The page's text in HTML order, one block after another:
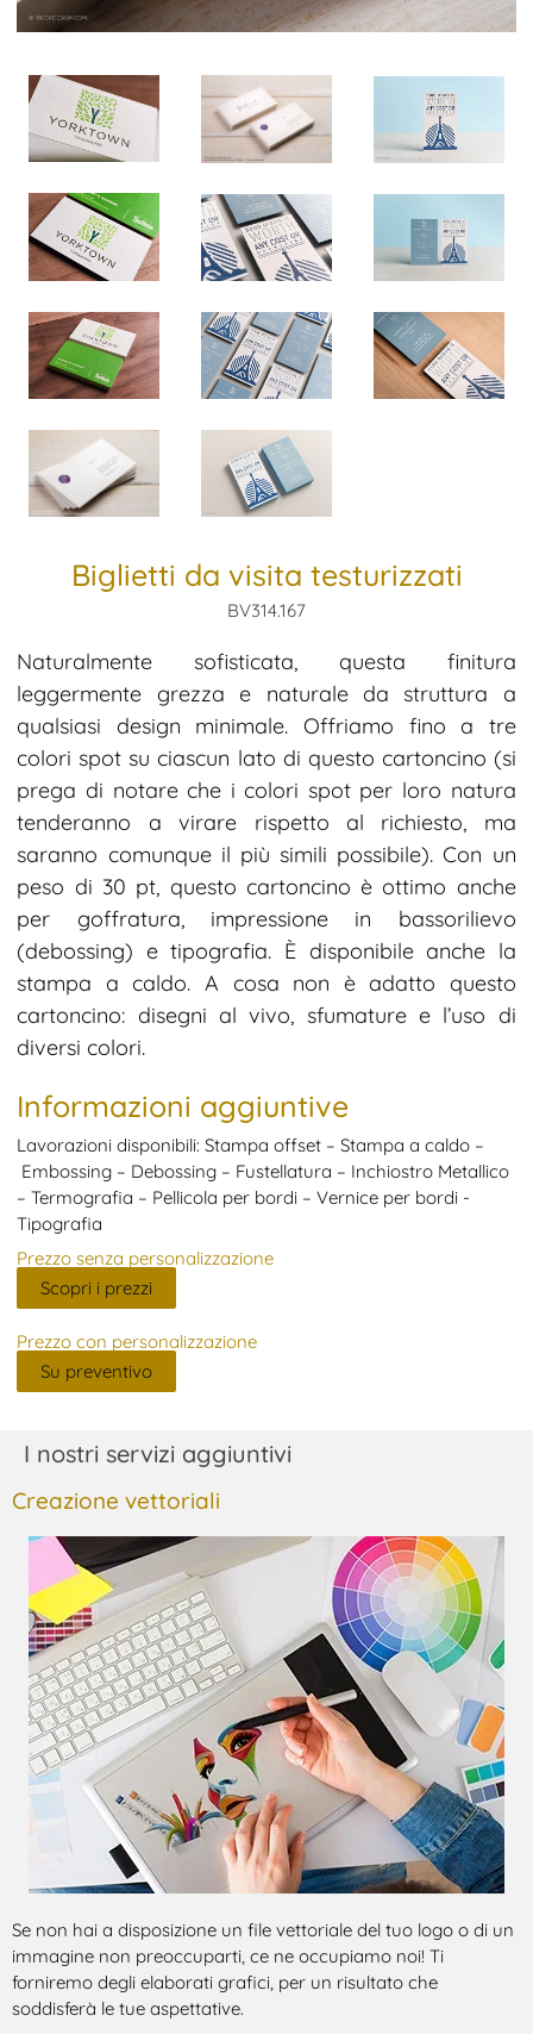
Biglietti da visita testurizzati
BV314.167
Naturalmente sofisticata, questa finitura
leggermente grezza e naturale da struttura a
qualsiasi design minimale. Offriamo fino a tre
colori spot su ciascun lato di questo cartoncino (si
prega di notare che i colori spot per loro natura
tenderanno a virare rispetto al richiesto, ma
saranno comunque il più simili possibile). Con un
peso di 30 pt, questo cartoncino è ottimo anche
per goffratura, impressione in bassorilievo
(debossing) e tipografia. È disponibile anche la
stampa a caldo. A cosa non è adatto questo
cartoncino: disegni al vivo, sfumature e l’uso di
diversi colori.
Informazioni aggiuntive
Lavorazioni disponibili: Stampa offset – Stampa a caldo –
Embossing – Debossing – Fustellatura – Inchiostro Metallico
– Termografia – Pellicola per bordi – Vernice per bordi -
Tipografia
Prezzo senza personalizzazione
Scopri i prezzi
Prezzo con personalizzazione
Su preventivo
I nostri servizi aggiuntivi
Creazione vettoriali
Se non hai a disposizione un file vettoriale del tuo logo o di un
immagine non preoccuparti, ce ne occupiamo noi! Ti
forniremo degli elaborati grafici, per un risultato che
soddisferà le tue aspettative.